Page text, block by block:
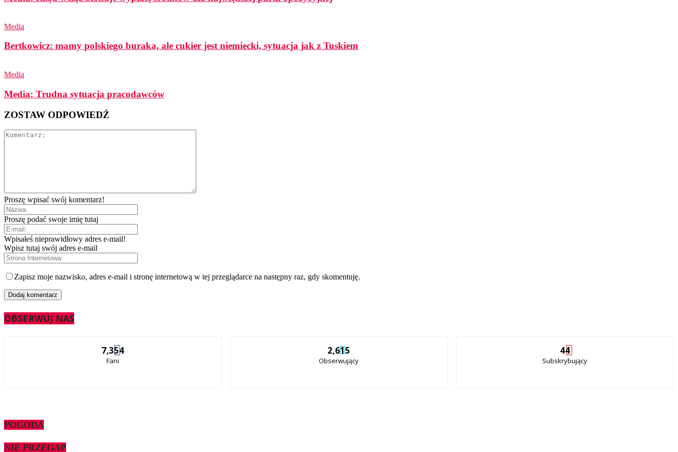
Media
Bertkowicz: mamy polskiego buraka, ale cukier jest niemiecki, sytuacja jak z Tuskiem
Media
Media: Trudna sytuacja pracodawców
ZOSTAW ODPOWIEDŹ
Proszę wpisać swój komentarz!
Proszę podać swoje imię tutaj
Wpisałeś nieprawidłowy adres e-mail!
Wpisz tutaj swój adres e-mail
Zapisz moje nazwisko, adres e-mail i stronę internetową w tej przeglądarce na następny raz, gdy skomentuję.
OBSERWUJ NAS
7,354
Fani
2,615
Obserwujący
44
Subskrybujący
POGODA
NIE PRZEGAP